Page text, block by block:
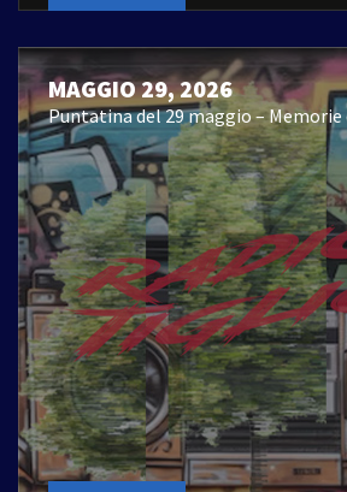
MAGGIO 29, 2026
Puntatina del 29 maggio – Memorie